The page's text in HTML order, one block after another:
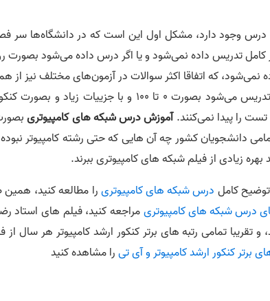
درس وجود دارد، مشکل اول این است که در دانشگاه‌ها سر
کامل تدریس داده نمی‌شود و یا اگر درس داده می‌شود بصورت
که اتفاقا اکثر سوالات در آزمون‌های مختلف نیز از
مباحث است. مشکل دوم این است که همان مباحثی هم که تدریس می‌شود بصورت 0 تا 100 و با جزییات زیاد و
را پیدا نمی‌کنند.آموزش درس شبکه های کامپیوتری
دانشجویان کشور چه آن هایی که حتی رشته کامپیوتر نبوده
زیادی از فیلم شبکه های کامپیوتری ببرند.
کامل درس شبکه های کامپیوتریرا مطالعه کنید، همین
درس شبکه های کامپیوتریمراجعه کنید، فیلم های استاد
تمامی رتبه های برتر کنکور ارشد کامپیوتر هر سال از
برتر کنکور ارشد کامپیوتر و آی تیرا مشاهده کنید